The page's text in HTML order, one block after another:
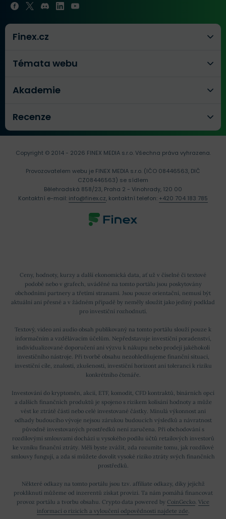
Finex.cz
Témata webu
Akademie
Recenze
Ceny, hodnoty, kurzy a další ekonomická data, ať už v číselné či textové
podobě nebo v grafech, uváděné na tomto portálu jsou poskytovány
obchodními partnery a třetími stranami. Jsou pouze orientační, nemusí být
aktuální ani přesné a v žádném případě by neměly sloužit jako jediný podklad
pro investiční rozhodnutí.
Textový, video ani audio obsah publikovaný na tomto portálu slouží pouze k
informačním a vzdělávacím účelům. Nepředstavuje investiční poradenství,
individualizované doporučení ani výzvu k nákupu nebo prodeji jakéhokoli
investičního nástroje. Při tvorbě obsahu nezohledňujeme finanční situaci,
investiční cíle, znalosti, zkušenosti, investiční horizont ani toleranci k riziku
konkrétního čtenáře.
Investování do kryptoměn, akcií, ETF, komodit, CFD kontraktů, binárních opcí
a dalších finančních produktů je spojeno s rizikem kolísání hodnoty a může
vést ke ztrátě části nebo celé investované částky. Minulá výkonnost ani
odhady budoucího vývoje nejsou zárukou budoucích výsledků a návratnost
původně investovaných prostředků není zaručena. Při obchodování s
rozdílovými smlouvami dochází u vysokého podílu účtů retailových investorů
ke vzniku finanční ztráty. Měli byste zvážit, zda rozumíte tomu, jak rozdílové
smlouvy fungují, a zda si můžete dovolit vysoké riziko ztráty svých finančních
prostředků.
Některé odkazy na tomto portálu jsou tzv. affiliate odkazy, díky jejichž
prokliknutí můžeme od inzerentů získat provizi. Ta nám pomáhá financovat
provoz portálu a tvorbu obsahu. Crypto data powered by CoinGecko Více
informací o rizicích a vyloučení odpovědnosti najdete zde
Copyright © 2014 - 2026 FINEX MEDIA s.r.o.Všechna práva vyhrazena.
Provozovatelem webu je FINEX MEDIA s.r.o. (IČO 08446563, DIČ
CZ08446563) se sídlem
Bělehradská 858/23, Praha 2 - Vinohrady, 120 00
Kontaktní e-mail: info@finex.cz, kontaktní telefon: +420 704 183 785